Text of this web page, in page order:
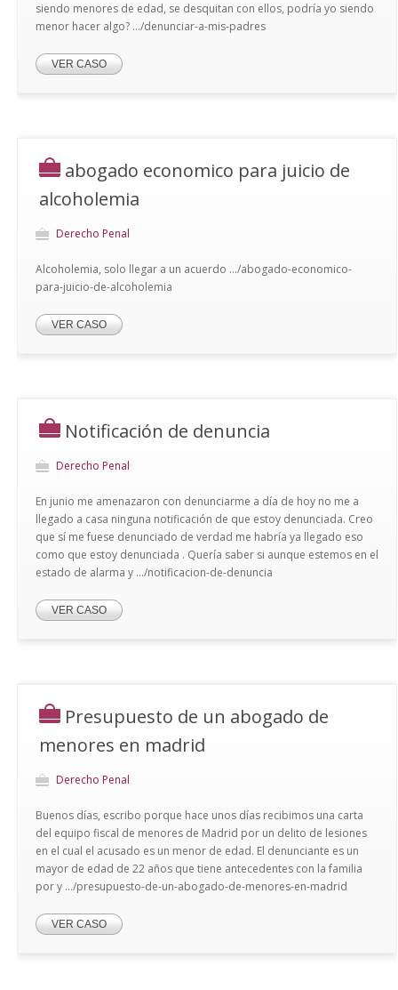
siendo menores de edad, se desquitan con ellos, podría yo siendo
menor hacer algo? .../denunciar-a-mis-padres
VER CASO
abogado economico para juicio de
alcoholemia
Derecho Penal
Alcoholemia, solo llegar a un acuerdo .../abogado-economico-
para-juicio-de-alcoholemia
VER CASO
Notificación de denuncia
Derecho Penal
En junio me amenazaron con denunciarme a día de hoy no me a
llegado a casa ninguna notificación de que estoy denunciada. Creo
que sí me fuese denunciado de verdad me habría ya llegado eso
como que estoy denunciada . Quería saber si aunque estemos en el
estado de alarma y .../notificacion-de-denuncia
VER CASO
Presupuesto de un abogado de
menores en madrid
Derecho Penal
Buenos días, escribo porque hace unos días recibimos una carta
del equipo fiscal de menores de Madrid por un delito de lesiones
en el cual el acusado es un menor de edad. El denunciante es un
mayor de edad de 22 años que tiene antecedentes con la familia
por y .../presupuesto-de-un-abogado-de-menores-en-madrid
VER CASO